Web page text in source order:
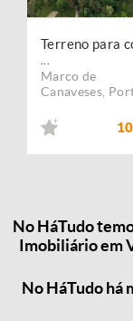
Marco de
Canaveses
No HáTudo
Imobiliário em
No HáTudo há